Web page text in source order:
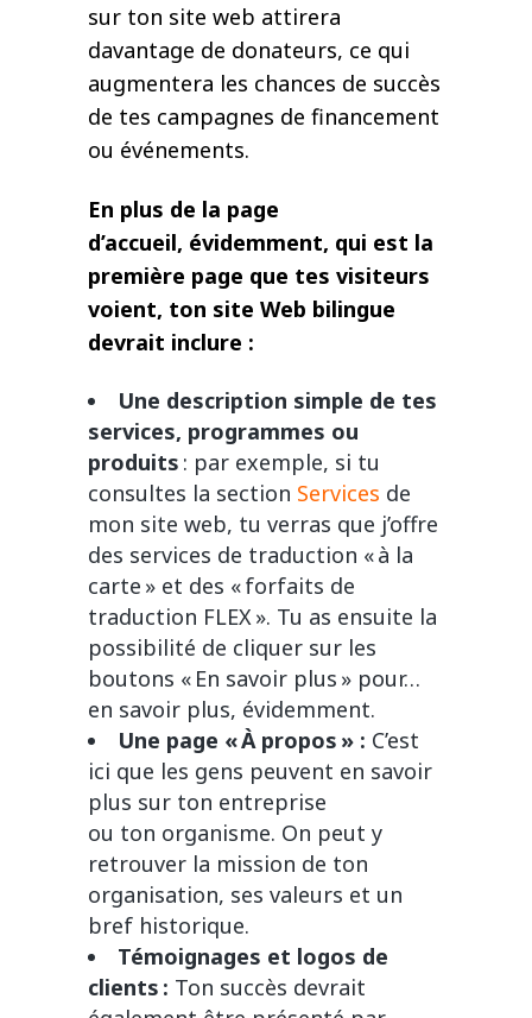
sur ton site web attirera
davantage de donateurs, ce qui
augmentera les chances de succès
de tes campagnes de financement
ou événements.
En plus de la page
d’accueil, évidemment, qui est la
première page que tes visiteurs
voient, ton site Web bilingue
devrait inclure :
Une description simple de tes
services, programmes ou
produits : par exemple, si tu
consultes la section Services de
mon site web, tu verras que j’offre
des services de traduction « à la
carte » et des « forfaits de
traduction FLEX ». Tu as ensuite la
possibilité de cliquer sur les
boutons « En savoir plus » pour…
en savoir plus, évidemment.
Une page « À propos » : C’est
ici que les gens peuvent en savoir
plus sur ton entreprise
ou ton organisme. On peut y
retrouver la mission de ton
organisation, ses valeurs et un
bref historique.
Témoignages et logos de
clients : Ton succès devrait